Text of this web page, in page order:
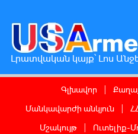
Լրատվական կայք՝ Լոս
Գլխավոր
Մանկավարժի անկյուն
Մշակույթ
Ուտելիք-